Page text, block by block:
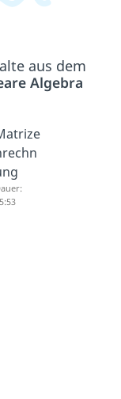
aus dem
Algebra